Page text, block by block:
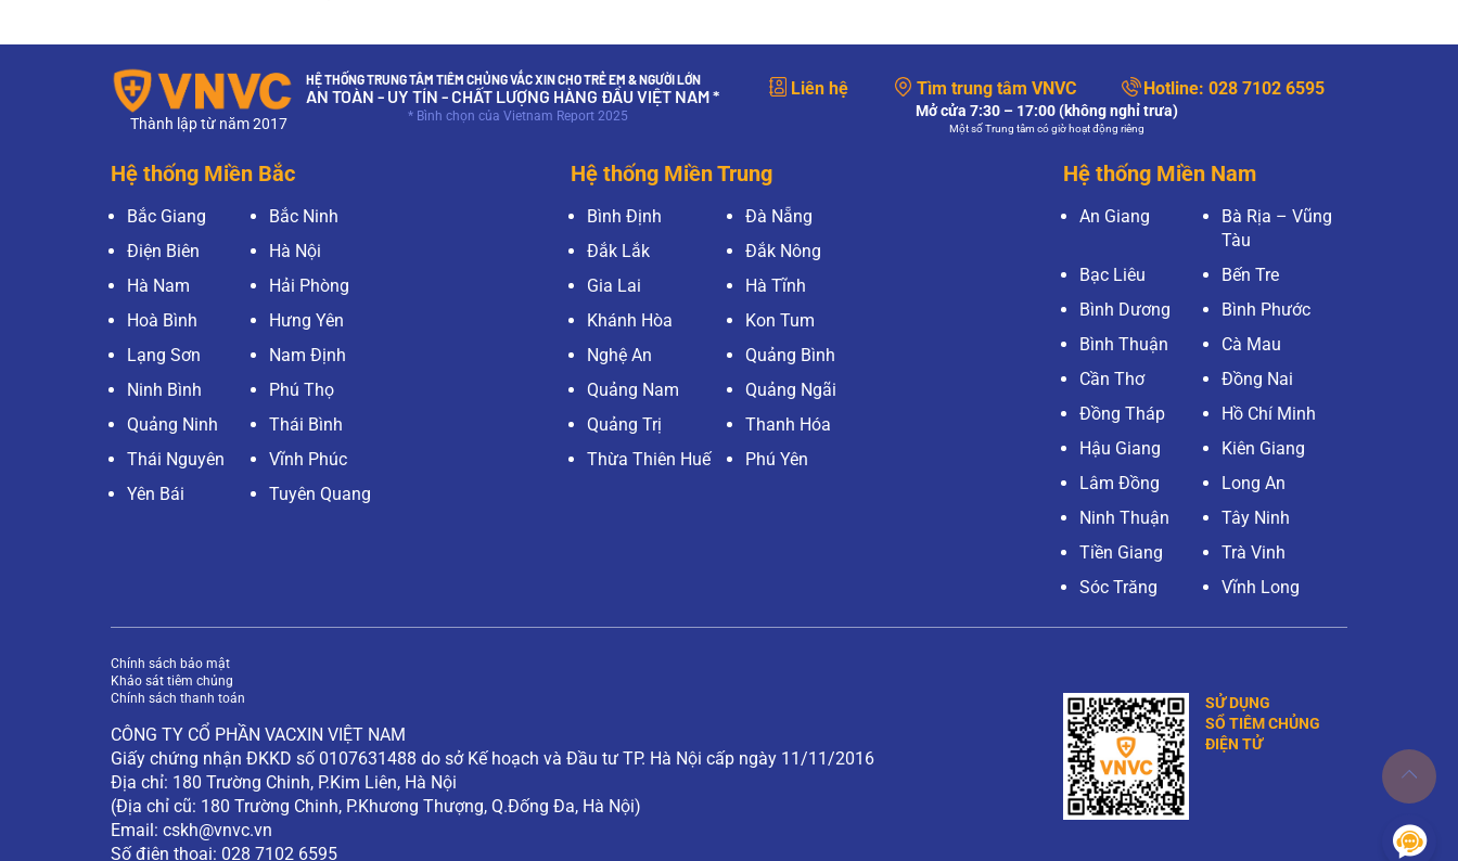
Thành lập từ năm 2017
HỆ THỐNG TRUNG TÂM TIÊM CHỦNG VẮC XIN CHO TRẺ EM & NGƯỜI LỚN
AN TOÀN - UY TÍN - CHẤT LƯỢNG HÀNG ĐẦU VIỆT NAM *
* Bình chọn của Vietnam Report 2025
Liên hệ Tìm trung tâm VNVC Hotline: 028 7102 6595
Mở cửa 7:30 – 17:00 (không nghỉ trưa)
Một số Trung tâm có giờ hoạt động riêng
Hệ thống Miền Bắc
Bắc Giang
Bắc Ninh
Điện Biên
Hà Nội
Hà Nam
Hải Phòng
Hoà Bình
Hưng Yên
Lạng Sơn
Nam Định
Ninh Bình
Phú Thọ
Quảng Ninh
Thái Bình
Thái Nguyên
Vĩnh Phúc
Yên Bái
Tuyên Quang
Hệ thống Miền Trung
Bình Định
Đà Nẵng
Đắk Lắk
Đắk Nông
Gia Lai
Hà Tĩnh
Khánh Hòa
Kon Tum
Nghệ An
Quảng Bình
Quảng Nam
Quảng Ngãi
Quảng Trị
Thanh Hóa
Thừa Thiên Huế
Phú Yên
Hệ thống Miền Nam
An Giang
Bà Rịa – Vũng
Tàu
Bạc Liêu
Bến Tre
Bình Dương
Bình Phước
Bình Thuận
Cà Mau
Cần Thơ
Đồng Nai
Đồng Tháp
Hồ Chí Minh
Hậu Giang
Kiên Giang
Lâm Đồng
Long An
Ninh Thuận
Tây Ninh
Tiền Giang
Trà Vinh
Sóc Trăng
Vĩnh Long
Chính sách bảo mật
Khảo sát tiêm chủng
Chính sách thanh toán
CÔNG TY CỔ PHẦN VACXIN VIỆT NAM
Giấy chứng nhận ĐKKD số 0107631488 do sở Kế hoạch và Đầu tư TP. Hà Nội cấp ngày 11/11/2016
Địa chỉ: 180 Trường Chinh, P.Kim Liên, Hà Nội
(Địa chỉ cũ: 180 Trường Chinh, P.Khương Thượng, Q.Đống Đa, Hà Nội)
Email: cskh@vnvc.vn
Số điện thoại: 028 7102 6595
SỬ DỤNG
SỔ TIÊM CHỦNG
ĐIỆN TỬ